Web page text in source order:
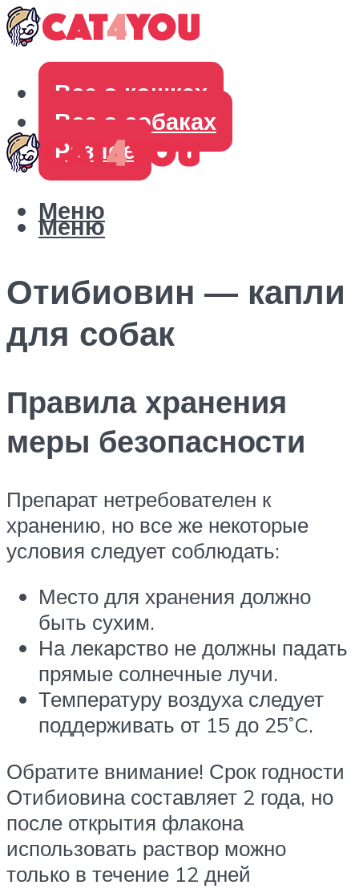
Все о кошках
Все о собаках
Разное
Меню
Меню
Отибиовин — капли
для собак
Правила хранения
меры безопасности
Препарат нетребователен к
хранению, но все же некоторые
условия следует соблюдать:
Место для хранения должно
быть сухим.
На лекарство не должны падать
прямые солнечные лучи.
Температуру воздуха следует
поддерживать от 15 до 25˚C.
Обратите внимание! Срок годности
Отибиовина составляет 2 года, но
после открытия флакона
использовать раствор можно
только в течение 12 дней